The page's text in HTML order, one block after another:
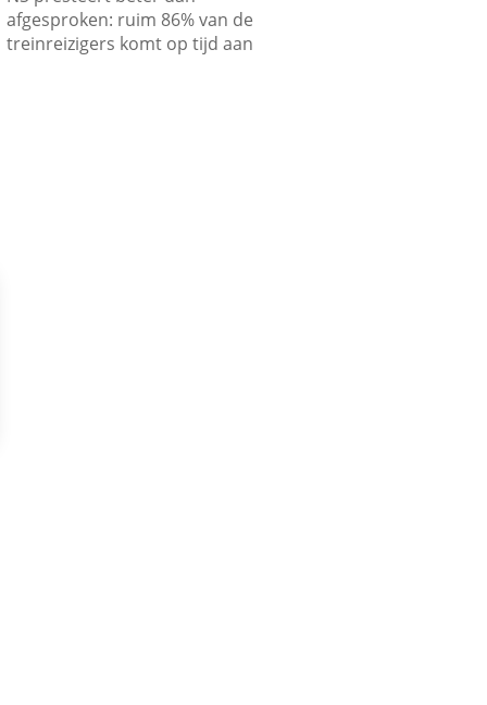
afgesproken: ruim 86% van de
treinreizigers komt op tijd aan